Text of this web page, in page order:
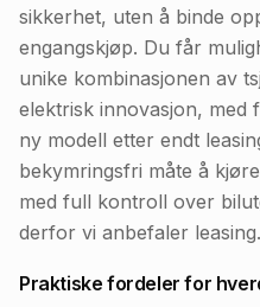
sikkerhet, uten å binde
engangskjøp. Du får
unike kombinasjonen av
elektrisk innovasjon, med
ny modell etter endt
bekymringsfri måte å
med full kontroll over
derfor vi anbefaler leasing.
Praktiske fordeler for